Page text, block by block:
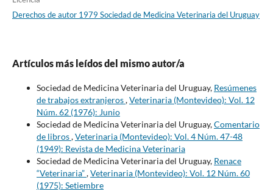
Derechos de autor 1979 Sociedad de Medicina Veterinaria del Uruguay
Artículos más leídos del mismo autor/a
Sociedad de Medicina Veterinaria del Uruguay, Resúmenes
de trabajos extranjeros,Veterinaria (Montevideo): Vol. 12
Núm. 62 (1976): Junio
Sociedad de Medicina Veterinaria del Uruguay,Comentario
de libros,Veterinaria (Montevideo): Vol. 4 Núm. 47-48
(1949): Revista de Medicina Veterinaria
Sociedad de Medicina Veterinaria del Uruguay, Renace
“Veterinaria”,Veterinaria (Montevideo): Vol. 12 Núm. 60
(1975): Setiembre